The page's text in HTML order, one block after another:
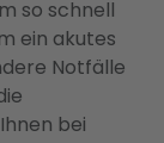
so schnell
ein akutes
Notfälle
bei